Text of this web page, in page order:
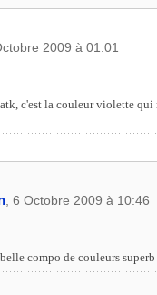
2009 à 01:01
c'est la couleur violette qui
, 6 Octobre 2009 à 10:46
compo de couleurs